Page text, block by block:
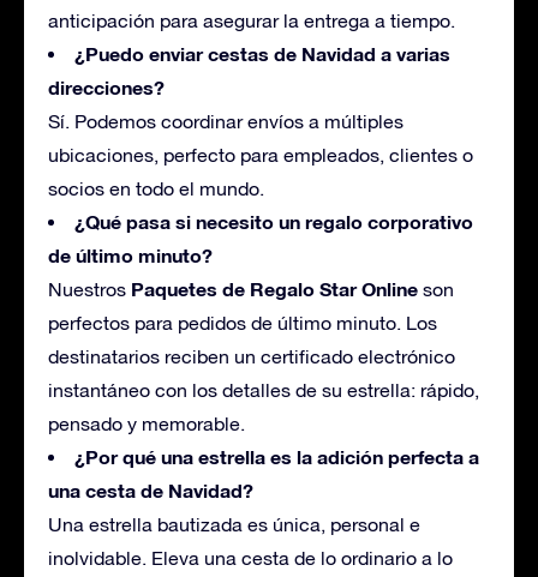
anticipación para asegurar la entrega a tiempo.
¿Puedo enviar cestas de Navidad a varias
direcciones?
Sí. Podemos coordinar envíos a múltiples
ubicaciones, perfecto para empleados, clientes o
socios en todo el mundo.
¿Qué pasa si necesito un regalo corporativo
de último minuto?
Nuestros Paquetes de Regalo Star Online son
perfectos para pedidos de último minuto. Los
destinatarios reciben un certificado electrónico
instantáneo con los detalles de su estrella: rápido,
pensado y memorable.
¿Por qué una estrella es la adición perfecta a
una cesta de Navidad?
Una estrella bautizada es única, personal e
inolvidable. Eleva una cesta de lo ordinario a lo